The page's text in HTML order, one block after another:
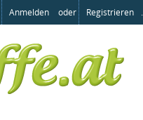
Anmelden oder Registrieren .